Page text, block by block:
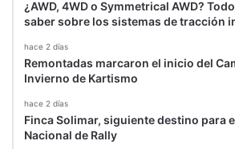
¿AWD, 4WD o Symmetrical AWD?
saber sobre los sistemas de tracción
hace 2 días
Remontadas marcaron el inicio del
Invierno de Kartismo
hace 2 días
Finca Solimar, siguiente destino para
Nacional de Rally